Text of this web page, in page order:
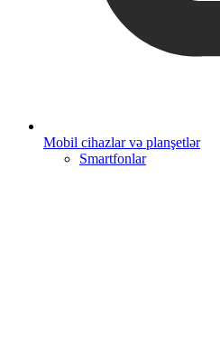
Mobil cihazlar və planşetlər
Smartfonlar